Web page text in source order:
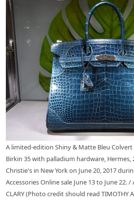
A limited-edition Shiny & Matte Bleu
Birkin 35 with palladium hardware, Hermes,
Christie's in New York on June 20, 2017
Accessories Online sale June 13 to June 22. /
CLARY (Photo credit should read TIMOTHY